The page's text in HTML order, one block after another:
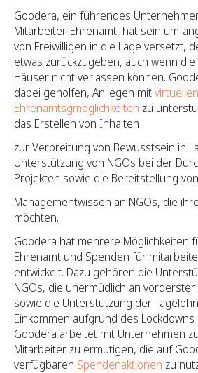
Goodera, ein führendes
Mitarbeiter-Ehrenamt, hat sein
von Freiwilligen in die Lage versetzt,
etwas zurückzugeben, auch wenn
Häuser nicht verlassen können.
dabei geholfen, Anliegen mitvirtuellen
Ehrenamtsgmöglichkeiten zu
das Erstellen von Inhalten
zur Verbreitung von Bewusstsein in
Unterstützung von NGOs bei der
Projekten sowie die Bereitstellung von
Managementwissen an NGOs, die
möchten.
Goodera hat mehrere Möglichkeiten
Ehrenamt und Spenden für
entwickelt. Dazu gehören die
NGOs, die unermüdlich an
sowie die Unterstützung der
Einkommen aufgrund des
Goodera arbeitet mit Unternehmen
Mitarbeiter zu ermutigen, die auf
verfügbaren Spendenaktionen zu